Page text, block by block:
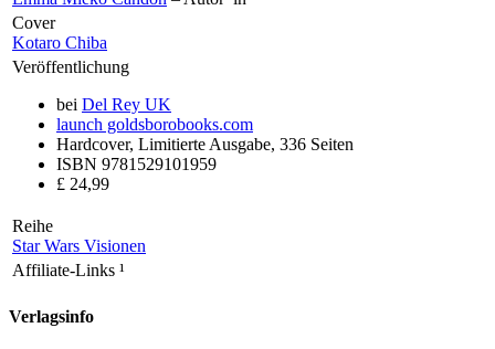
Cover
Kotaro Chiba
Veröffentlichung
bei Del Rey UK
launch goldsborobooks.com
Hardcover, Limitierte Ausgabe, 336 Seiten
ISBN 9781529101959
£ 24,99
Reihe
Star Wars Visionen
Affiliate-Links ¹
Verlagsinfo